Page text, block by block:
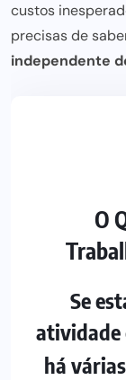
custos
precisas de
independente
O
Se
atividade
há